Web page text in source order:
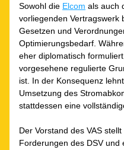
Sowohl die Elcom als auch
vorliegenden Vertragswerk
Gesetzen und
Optimierungsbedarf.
eher diplomatisch
vorgesehene regulierte
ist. In der Konsequenz
Umsetzung des
stattdessen eine
Der Vorstand des VAS
Forderungen des DSV und